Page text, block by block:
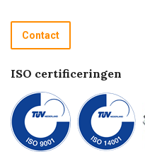
Recycle programma
Betalen
Contact
ISO certificeringen